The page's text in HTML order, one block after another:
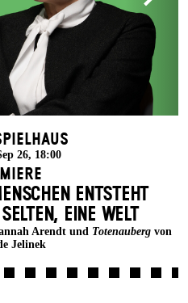
26, 18:00
ENT­STEHT
EINE WELT
Arendt und Totenaubergvon
Jelinek